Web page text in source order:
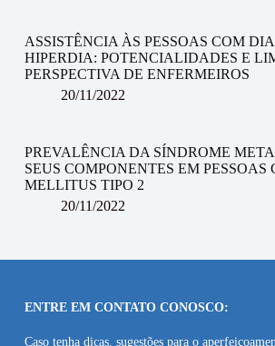
ASSISTÊNCIA ÀS PESSOAS COM
HIPERDIA: POTENCIALIDADES E
PERSPECTIVA DE ENFERMEIROS
20/11/2022
PREVALÊNCIA DA SÍNDROME
SEUS COMPONENTES EM PESSOAS
MELLITUS TIPO 2
20/11/2022
ENTRE EM CONTATO CONOSCO:
Caso tenha dicas, sugestões para o